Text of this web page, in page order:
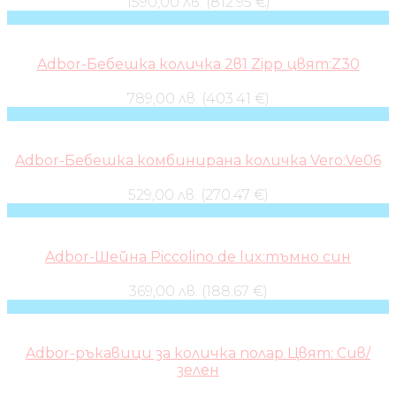
Adbor-Бебешка количка 2в1 Zipp цвят:Z30
789,00 лв. (403.41 €)
Adbor-Бебешка комбинирана количка Vero:Ve06
529,00 лв. (270.47 €)
Adbor-Шейна Piccolino de lux:тъмно син
369,00 лв. (188.67 €)
Adbor-ръкавици за количка полар Цвят: Сив/
зелен